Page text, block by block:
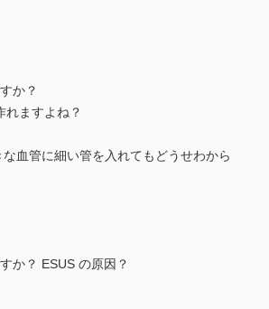
か？
ますよね？
管に細い管を入れてもどうせわから
？ ESUS の原因？